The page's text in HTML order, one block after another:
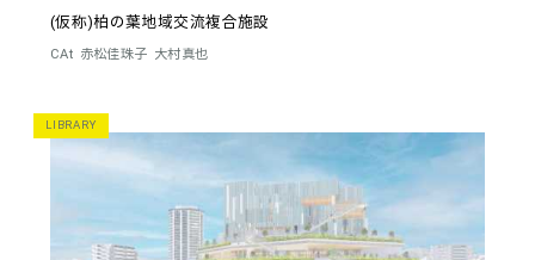
(仮称)柏の葉地域交流複合施設
CAt 赤松佳珠子 大村真也
LIBRARY